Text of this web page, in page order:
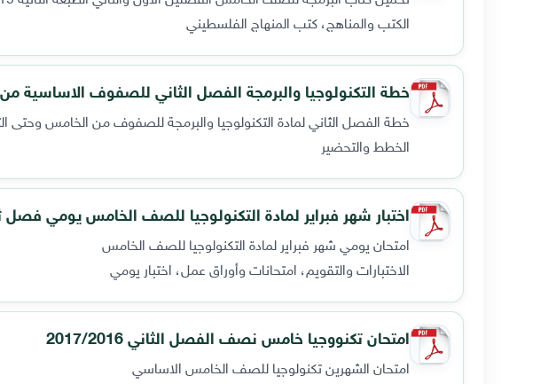
الكتب والمناهج، كتب المنهاج الفلسطيني
خطة التكنولوجيا والبرمجة الفصل الثاني للصفوف الاساسية من 5-9 للعام 2018/2019
خطة الفصل الثاني لمادة التكنولوجيا والبرمجة للصفوف من الخامس وحتى
الخطط والتحضير
اختبار شهر فبراير لمادة التكنولوجيا للصف الخامس يومي فصل
امتحان يومي شهر فبراير لمادة التكنولوجيا للصف الخامس
الاختبارات والتقويم، امتحانات وأوراق عمل، اختبار يومي
امتحان تكنووجيا خامس نصف الفصل الثاني 2017/2016
امتحان الشهرين تكنولوجيا للصف الخامس الاساسي